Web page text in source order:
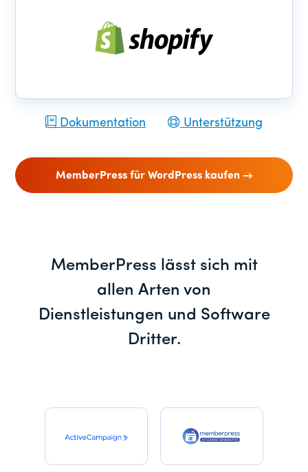
Dokumentation Unterstützung
MemberPress für WordPress kaufen
MemberPress lässt sich mit
allen Arten von
Dienstleistungen und Software
Dritter.